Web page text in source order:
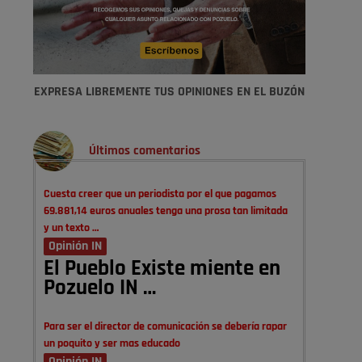
EXPRESA LIBREMENTE TUS OPINIONES EN EL BUZÓN
Últimos comentarios
Cuesta creer que un periodista por el que pagamos
69.881,14 euros anuales tenga una prosa tan limitada
y un texto …
Opinión IN
El Pueblo Existe miente en
Pozuelo IN …
Para ser el director de comunicación se debería rapar
un poquito y ser mas educado